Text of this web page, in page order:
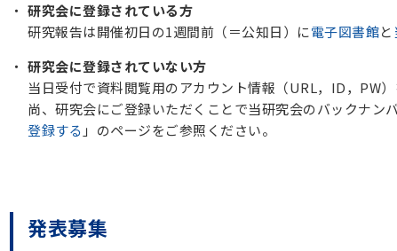
研究会に登録されている方
研究報告は開催初日の1週間前（＝公知日）に電子図書館と
研究会に登録されていない方
当日受付で資料閲覧用のアカウント情報（URL，ID，PW）
尚、研究会にご登録いただくことで当研究会のバックナン
登録する 」のページをご参照ください。
発表募集